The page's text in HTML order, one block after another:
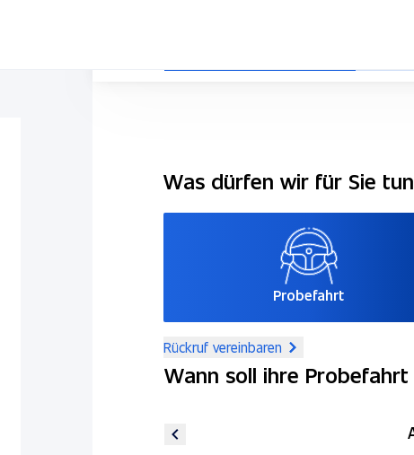
Was dürfen wir für Sie
Probefahrt
Rückruf vereinbaren
Wann soll ihre